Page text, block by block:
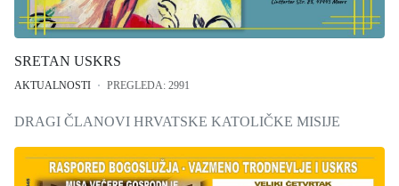
SRETAN USKRS
AKTUALNOSTI PREGLEDA: 2991
DRAGI ČLANOVI HRVATSKE KATOLIČKE MISIJE